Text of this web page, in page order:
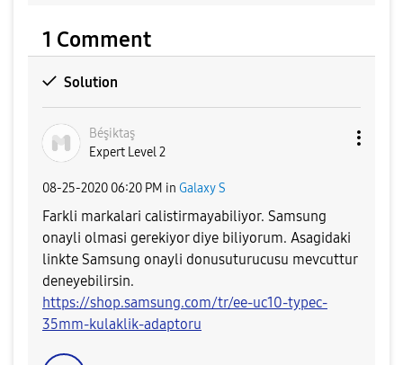
1 Comment
Solution
Béşiktaş
Expert Level 2
‎08-25-2020 06:20 PM in Galaxy S
Farkli markalari calistirmayabiliyor. Samsung
onayli olmasi gerekiyor diye biliyorum. Asagidaki
linkte Samsung onayli donusuturucusu mevcuttur
deneyebilirsin.
https://shop.samsung.com/tr/ee-uc10-typec-
35mm-kulaklik-adaptoru